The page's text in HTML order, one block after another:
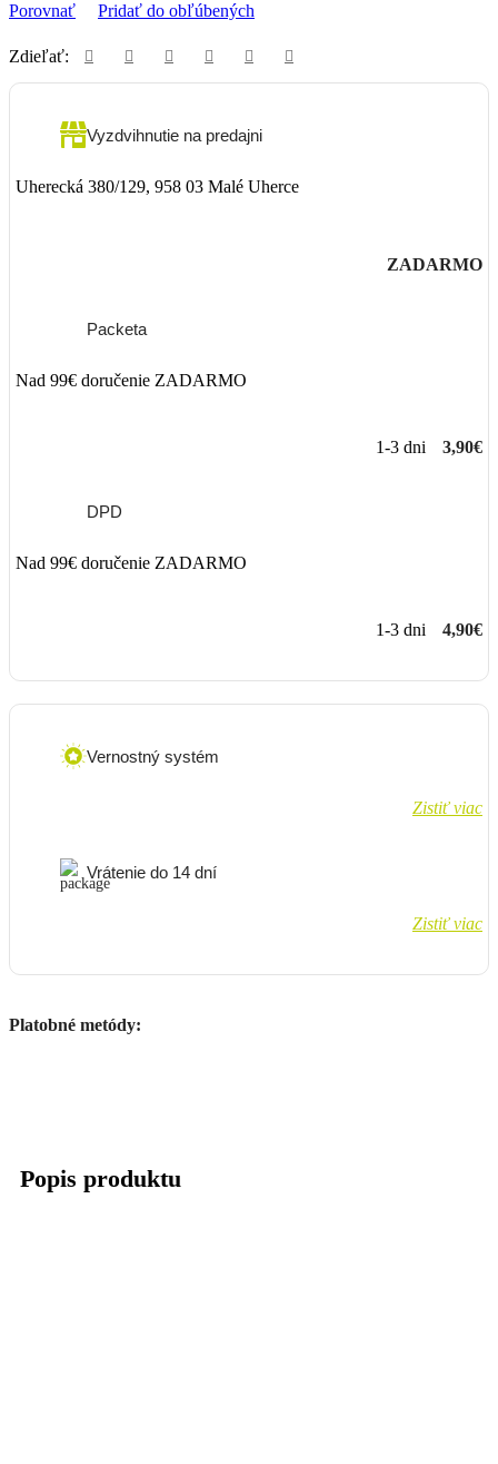
Porovnať Pridať do obľúbených
Zdieľať:
Vyzdvihnutie na predajni
Uherecká 380/129, 958 03 Malé Uherce
ZADARMO
Packeta
Nad 99€ doručenie ZADARMO
1-3 dni 3,90€
DPD
Nad 99€ doručenie ZADARMO
1-3 dni 4,90€
Vernostný systém
Zistiť viac
Vrátenie do 14 dní
Zistiť viac
Platobné metódy:
Popis produktu